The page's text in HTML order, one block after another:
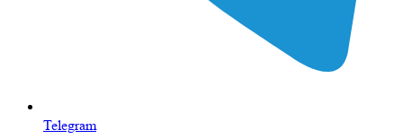
Telegram